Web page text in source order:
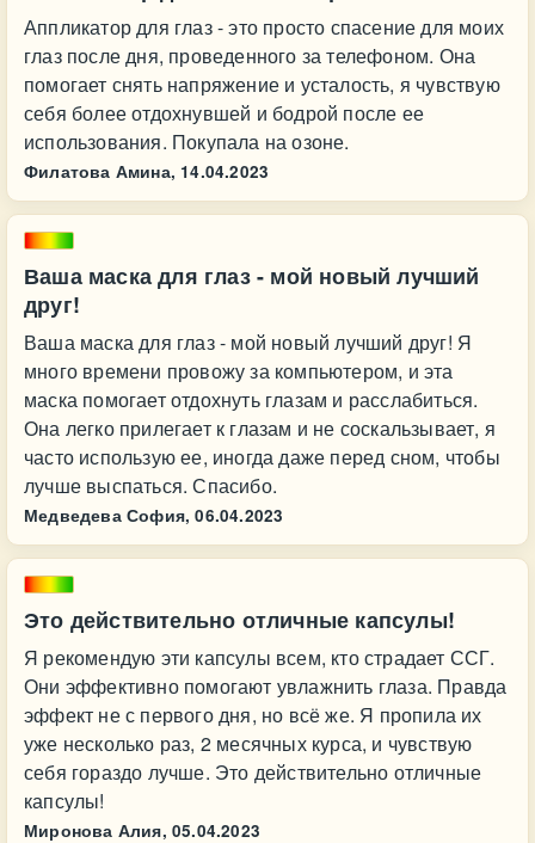
Аппликатор для глаз - это просто спасение для моих
глаз после дня, проведенного за телефоном. Она
помогает снять напряжение и усталость, я чувствую
себя более отдохнувшей и бодрой после ее
использования. Покупала на озоне.
Филатова Амина, 14.04.2023
Ваша маска для глаз - мой новый лучший
друг!
Ваша маска для глаз - мой новый лучший друг! Я
много времени провожу за компьютером, и эта
маска помогает отдохнуть глазам и расслабиться.
Она легко прилегает к глазам и не соскальзывает, я
часто использую ее, иногда даже перед сном, чтобы
лучше выспаться. Спасибо.
Медведева София, 06.04.2023
Это действительно отличные капсулы!
Я рекомендую эти капсулы всем, кто страдает ССГ.
Они эффективно помогают увлажнить глаза. Правда
эффект не с первого дня, но всё же. Я пропила их
уже несколько раз, 2 месячных курса, и чувствую
себя гораздо лучше. Это действительно отличные
капсулы!
Миронова Алия, 05.04.2023